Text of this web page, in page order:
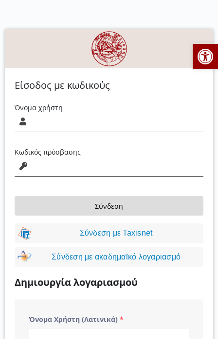
Είσοδος με κωδικούς
Όνομα χρήστη
Κωδικός πρόσβασης
Σύνδεση με Taxisnet
Σύνδεση με ακαδημαϊκό λογαριασμό
Δημιουργία λογαριασμού
Όνομα Χρήστη (Λατινικά) *